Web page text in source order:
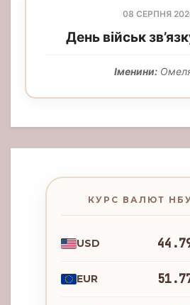
08 СЕРПНЯ
День військ
Іменини:
КУРС ВАЛЮТ НБУ
USD
EUR